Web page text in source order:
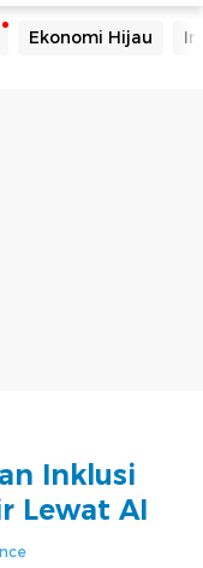
Ekonomi Hijau
Inklusi
Lewat AI